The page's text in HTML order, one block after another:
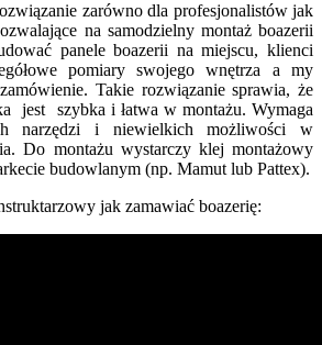
zarówno dla profesjonalistów jak
na samodzielny montaż boazerii
panele boazerii na miejscu, klienci
pomiary swojego wnętrza a my
Takie rozwiązanie sprawia, że
jest szybka i łatwa w montażu. Wymaga
narzędzi i niewielkich możliwości w
Do montażu wystarczy klej montażowy
budowlanym (np. Mamut lub Pattex).
jak zamawiać boazerię: